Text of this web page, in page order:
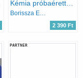
Kémia próbaérettségi - középszint
Borissza Endre; Endrész Gyöngyi; Villányi Attila
2 390 Ft
PARTNER